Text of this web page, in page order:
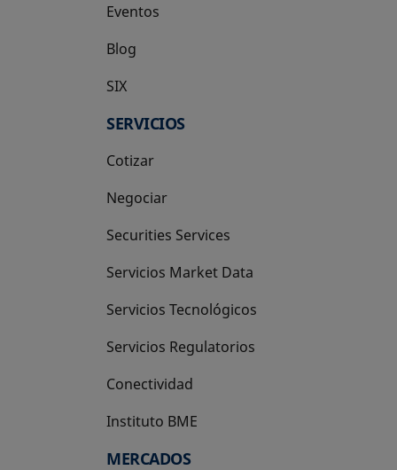
Eventos
Blog
SIX
se abre en una pestaña nueva
SERVICIOS
Cotizar
Negociar
Securities Services
Servicios Market Data
Servicios Tecnológicos
Servicios Regulatorios
Conectividad
Instituto BME
se abre en una pestaña nueva
MERCADOS